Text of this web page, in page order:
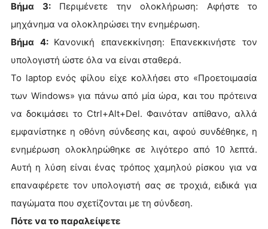
Βήμα 3:Περιμένετε την ολοκλήρωση: Αφήστε το
μηχάνημα να ολοκληρώσει την ενημέρωση.
Βήμα 4: Κανονική επανεκκίνηση: Επανεκκινήστε τον
υπολογιστή ώστε όλα να είναι σταθερά.
Το laptop ενός φίλου είχε κολλήσει στο «Προετοιμασία
των Windows» για πάνω από μία ώρα, και του πρότεινα
να δοκιμάσει το Ctrl+Alt+Del. Φαινόταν απίθανο, αλλά
εμφανίστηκε η οθόνη σύνδεσης και, αφού συνδέθηκε, η
ενημέρωση ολοκληρώθηκε σε λιγότερο από 10 λεπτά.
Αυτή η λύση είναι ένας τρόπος χαμηλού ρίσκου για να
επαναφέρετε τον υπολογιστή σας σε τροχιά, ειδικά για
παγώματα που σχετίζονται με τη σύνδεση.
Πότε να το παραλείψετε